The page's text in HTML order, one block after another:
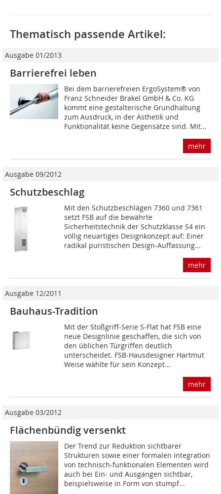
Thematisch passende Artikel:
Ausgabe 01/2013
Barrierefrei leben
Bei dem barrierefreien ErgoSystem® von
Franz Schneider Brakel GmbH & Co. KG
kommt eine gestalterische Grundhaltung
zum Ausdruck, in der Ästhetik und
Funktionalität keine Gegensätze sind. Mit...
mehr
Ausgabe 09/2012
Schutzbeschlag
Mit den Schutzbeschlägen 7360 und 7361
setzt FSB auf die bewährte
Sicherheitstechnik der Schutzklasse S4 ein
völlig neuartiges Designkonzept auf: Einer
radikal puristischen Design-Auffassung...
mehr
Ausgabe 12/2011
Bauhaus-Tradition
Mit der Stoßgriff-Serie S-Flat hat FSB eine
neue Designlinie geschaffen, die sich von
den üblichen Türgriffen deutlich
unterscheidet. FSB-Haus­designer Hartmut
Weise wählte für sein Konzept...
mehr
Ausgabe 03/2012
Flächenbündig versenkt
Der Trend zur Reduktion sichtbarer
Strukturen sowie einer formalen Integration
von technisch-funktionalen Elementen wird
auch bei Ein- und Ausgängen sichtbar,
beispielsweise in Form von stumpf...